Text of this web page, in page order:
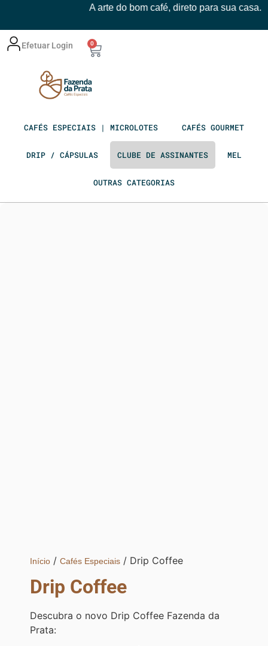
A arte do bom café, direto para sua casa.
Efetuar Login 0
CAFÉS ESPECIAIS | MICROLOTES CAFÉS GOURMET
DRIP / CÁPSULAS CLUBE DE ASSINANTES MEL
OUTRAS CATEGORIAS
Início / Cafés Especiais / Drip Coffee
Drip Coffee
Descubra o novo Drip Coffee Fazenda da
Prata: